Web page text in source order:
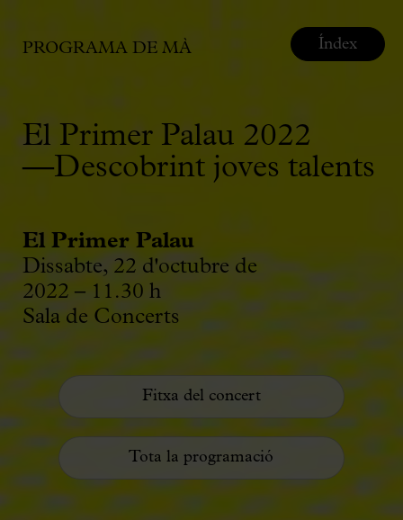
PROGRAMA DE MÀ
El Primer Palau 2022
—Descobrint joves talents
El Primer Palau
Dissabte, 22 d'octubre de
2022 – 11.30 h
Sala de Concerts
Fitxa del concert
Tota la programació
Índex